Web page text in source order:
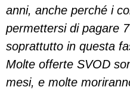
anni, anche perché i
permettersi di pagare
soprattutto in questa
Molte offerte SVOD
mesi, e molte